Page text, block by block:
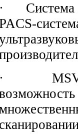
· Система
· MSV